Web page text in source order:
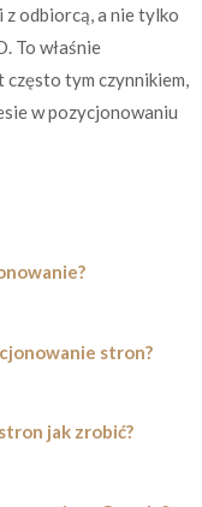
odbiorcą, a nie tylko
To właśnie
tym czynnikiem,
w pozycjonowaniu
stron?
jak zrobić?